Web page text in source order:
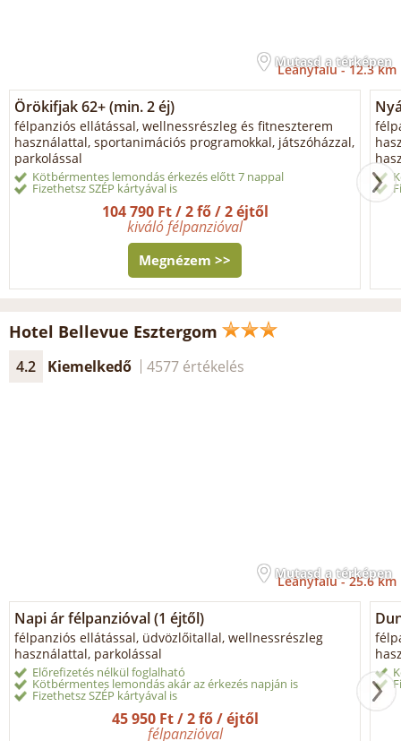
Mutasd a térképen
Leányfalu -12.3 km
Örökifjak 62+ (min. 2 éj)
félpanziós ellátással, wellnessrészleg és fitneszterem
használattal, sportanimációs programokkal, játszóházzal,
parkolással
Kötbérmentes lemondás érkezés előtt 7 nappal
Fizethetsz SZÉP kártyával is
104 790 Ft / 2 fő / 2 éjtől
kiváló félpanzióval
Megnézem >>
Hotel Bellevue Esztergom
4.2 Kiemelkedő 4577 értékelés
Mutasd a térképen
Leányfalu -25.6 km
Napi ár félpanzióval (1 éjtől)
félpanziós ellátással, üdvözlőitallal, wellnessrészleg
használattal, parkolással
Előrefizetés nélkül foglalható
Kötbérmentes lemondás akár az érkezés napján is
Fizethetsz SZÉP kártyával is
45 950 Ft / 2 fő / éjtől
félpanzióval